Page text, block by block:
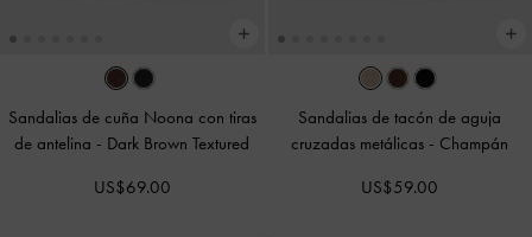
Sandalias de cuña Noona con tiras
de antelina - Dark Brown Textured
US$69.00
Sandalias de tacón de aguja
cruzadas metálicas - Champán
US$59.00